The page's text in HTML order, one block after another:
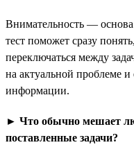
Внимательность —
тест поможет сразу
переключаться между
на актуальной проблеме и
информации.
► Что обычно мешает
поставленные задачи?